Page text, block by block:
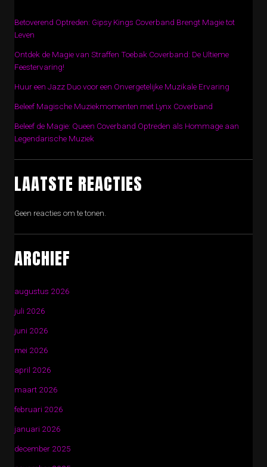
Betoverend Optreden: Gipsy Kings Coverband Brengt Magie tot
Leven
Ontdek de Magie van Straffen Toebak Coverband: De Ultieme
Feestervaring!
Huur een Jazz Duo voor een Onvergetelijke Muzikale Ervaring
Beleef Magische Muziekmomenten met Lynx Coverband
Beleef de Magie: Queen Coverband Optreden als Hommage aan
Legendarische Muziek
LAATSTE REACTIES
Geen reacties om te tonen.
ARCHIEF
augustus 2026
juli 2026
juni 2026
mei 2026
april 2026
maart 2026
februari 2026
januari 2026
december 2025